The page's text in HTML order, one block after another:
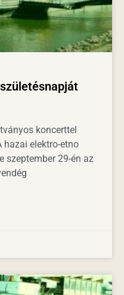
koncerttel
hazai elektro-etno
szeptember 29-én az